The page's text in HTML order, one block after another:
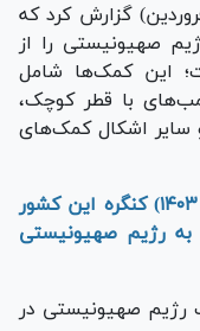
۲۰۲۴ (اسفند/فروردین) گزارش کرد که
به رژیم صهیونیستی را از
کرده است؛ این کمک‌ها شامل
با قطر کوچک،
اشکال کمک‌های
دولت آمریکا در اوایل ژانویه ۲۰۲۵ (دی ۱۴۰۳) کنگره این کشور
به رژیم صهیونیستی
رژیم صهیونیستی در